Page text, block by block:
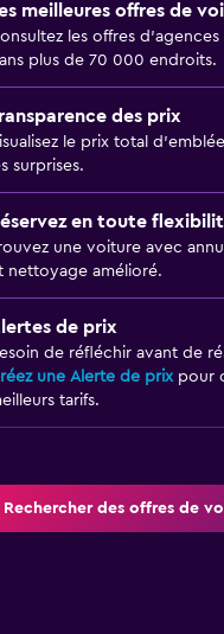
meilleures offres de
les offres
plus de 70 000 endroits.
des prix
le prix total
surprises.
en toute
une voiture avec
nettoyage amélioré.
de prix
de réfléchir avant de
une Alerte de prixpour
tarifs.
Rechercher des offres de